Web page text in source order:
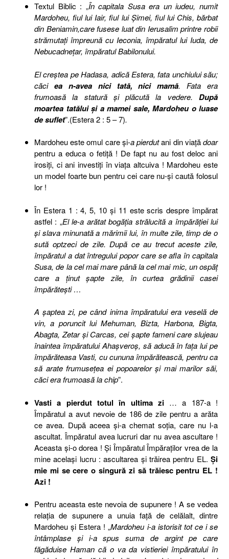
Textul Biblic : „În capitala Susa era un iudeu, numit
Mardoheu, fiul lui Iair, fiul lui Şimei, fiul lui Chis, bărbat
din Beniamin,care fusese luat din Ierusalim printre robii
strămutaţi împreună cu Ieconia, împăratul lui Iuda, de
Nebucadneţar, împăratul Babilonului.
El creştea pe Hadasa, adică Estera, fata unchiului său;
căci ea n-avea nici tată, nici mamă. Fata era
frumoasă la statură şi plăcută la vedere. După
moartea tatălui şi a mamei sale, Mardoheu o luase
de suflet”.(Estera 2 : 5 – 7).
Mardoheu este omul care şi-a pierdutani din viaţădoar
pentru a educa o fetiţă ! De fapt nu au fost deloc ani
irosiţi, ci ani investiţi în viaţa altcuiva ! Mardoheu este
un model foarte bun pentru cei care nu-şi caută folosul
lor !
În Estera 1 : 4, 5, 10 şi 11 este scris despre împărat
astfel : „El le-a arătat bogăţia strălucită a împărăţiei lui
şi slava minunată a mărimii lui, în multe zile, timp de o
sută optzeci de zile. După ce au trecut aceste zile,
împăratul a dat întregului popor care se afla în capitala
Susa, de la cel mai mare până la cel mai mic, un ospăţ
care a ţinut şapte zile, în curtea grădinii casei
împărăteşti …
A şaptea zi, pe când inima împăratului era veselă de
vin, a poruncit lui Mehuman, Bizta, Harbona, Bigta,
Abagta, Zetar şi Carcas, cei şapte fameni care slujeau
înaintea împăratului Ahaşveroş, să aducă în faţa lui pe
împărăteasa Vasti, cu cununa împărătească, pentru ca
să arate frumuseţea ei popoarelor şi mai marilor săi,
căci era frumoasă la chip”.
Vasti a pierdut totul în ultima zi… a 187-a !
Împăratul a avut nevoie de 186 de zile pentru a arăta
ce avea. După aceea şi-a chemat soţia, care nu l-a
ascultat. Împăratul avea lucruri dar nu avea ascultare !
Aceasta şi-o dorea ! Şi Împăratul Împăraţilor vrea de la
mine acelaşi lucru : ascultarea şi trăirea pentru EL. Şi
mie mi se cere o singură zi să trăiesc pentru EL !
Azi !
Pentru aceasta este nevoia de supunere ! A se vedea
relaţia de supunere a unuia faţă de celălalt, dintre
Mardoheu şi Estera ! „Mardoheu i-a istorisit tot ce i se
întâmplase şi i-a spus suma de argint pe care
făgăduise Haman că o va da vistieriei împăratului în